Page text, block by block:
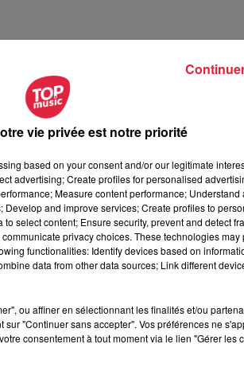
vie privée est notre priorité
based on your consent and/or our legitimate
advertising; Create profiles for personalised
Measure content performance; Understand
and improve services; Create profiles to
select content; Ensure security, prevent and detect
privacy choices. These technologies may
functionalities: Identify devices based on
data from other data sources; Link different
ou affiner en sélectionnant les finalités et/ou
"Continuer sans accepter". Vos préférences ne
consentement à tout moment via le lien "Gérer les